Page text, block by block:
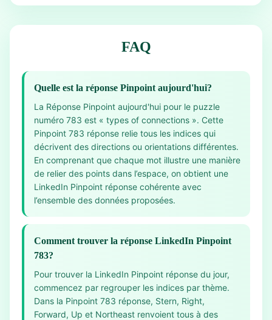
FAQ
Quelle est la réponse Pinpoint aujourd'hui?
La Réponse Pinpoint aujourd'hui pour le puzzle
numéro 783 est « types of connections ». Cette
Pinpoint 783 réponse relie tous les indices qui
décrivent des directions ou orientations différentes.
En comprenant que chaque mot illustre une manière
de relier des points dans l’espace, on obtient une
LinkedIn Pinpoint réponse cohérente avec
l’ensemble des données proposées.
Comment trouver la réponse LinkedIn Pinpoint
783?
Pour trouver la LinkedIn Pinpoint réponse du jour,
commencez par regrouper les indices par thème.
Dans la Pinpoint 783 réponse, Stern, Right,
Forward, Up et Northeast renvoient tous à des